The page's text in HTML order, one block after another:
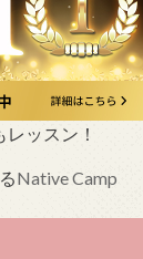
ッスン！
Native Camp